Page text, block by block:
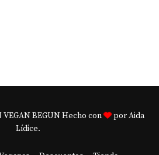
BEGUN Hecho con
por Aida
Lídice.